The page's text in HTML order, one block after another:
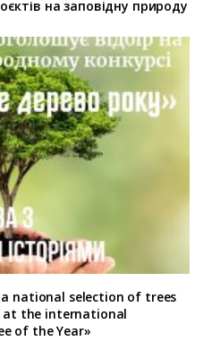
на заповідну природу
a national selection of trees
at the international
of the Year»